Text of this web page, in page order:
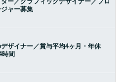
ャー募集
ザイナー／賞与平均4ヶ月・年休
時間